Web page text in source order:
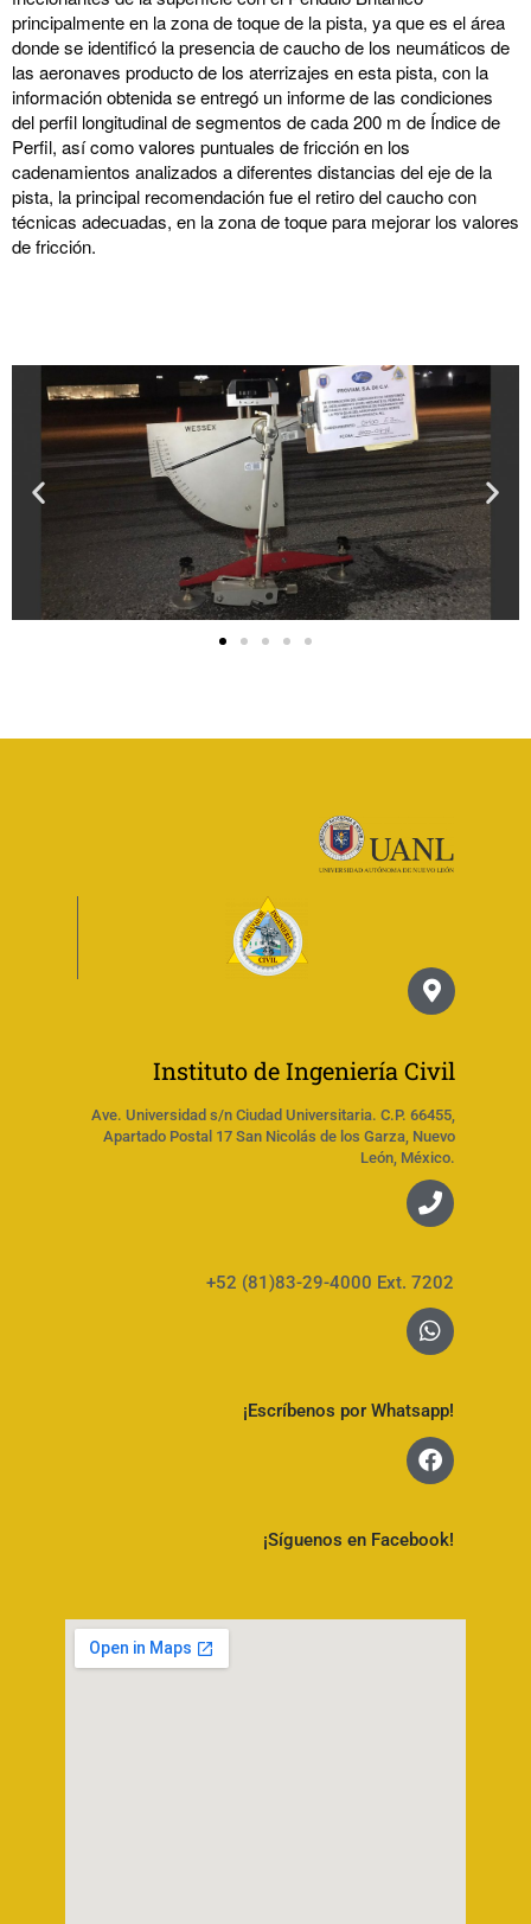
principalmente en la zona de toque de la pista, ya que es el área
donde se identificó la presencia de caucho de los neumáticos de
las aeronaves producto de los aterrizajes en esta pista, con la
información obtenida se entregó un informe de las condiciones
del perfil longitudinal de segmentos de cada 200 m de Índice de
Perfil, así como valores puntuales de fricción en los
cadenamientos analizados a diferentes distancias del eje de la
pista, la principal recomendación fue el retiro del caucho con
técnicas adecuadas, en la zona de toque para mejorar los valores
de fricción.
Instituto de Ingeniería Civil
Ave. Universidad s/n Ciudad Universitaria. C.P. 66455,
Apartado Postal 17 San Nicolás de los Garza, Nuevo
León, México.
+52 (81)83-29-4000 Ext. 7202
¡Escríbenos por Whatsapp!
¡Síguenos en Facebook!